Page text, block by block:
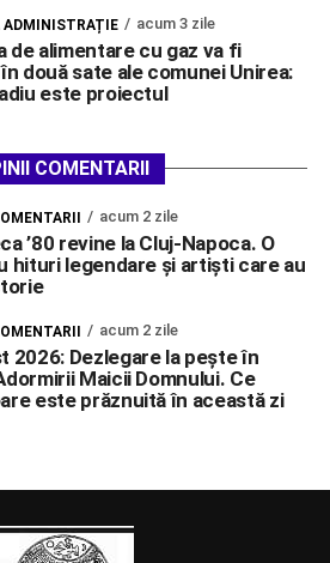
acum 3 zile
de alimentare cu gaz va fi
două sate ale comunei Unirea:
este proiectul
COMENTARII
acum 2 zile
’80 revine la Cluj-Napoca. O
hituri legendare și artiști care au
acum 2 zile
2026: Dezlegare la pește în
Maicii Domnului. Ce
este prăznuită în această zi